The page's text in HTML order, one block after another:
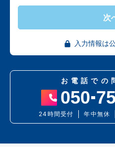
次
入力情報は
お電話での
050
24時間受付 年中無休